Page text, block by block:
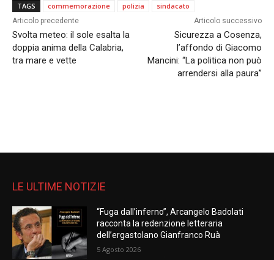
TAGS commemorazione polizia sindacato
Articolo precedente
Svolta meteo: il sole esalta la
doppia anima della Calabria,
tra mare e vette
Articolo successivo
Sicurezza a Cosenza,
l’affondo di Giacomo
Mancini: “La politica non può
arrendersi alla paura”
LE ULTIME NOTIZIE
“Fuga dall’inferno”, Arcangelo Badolati
racconta la redenzione letteraria
dell’ergastolano Gianfranco Ruà
5 Agosto 2026